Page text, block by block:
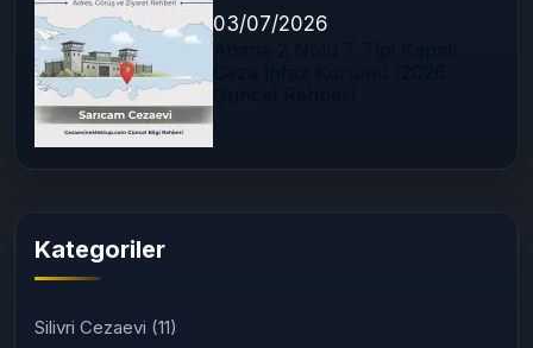
03/07/2026
Kategoriler
Silivri Cezaevi (11)